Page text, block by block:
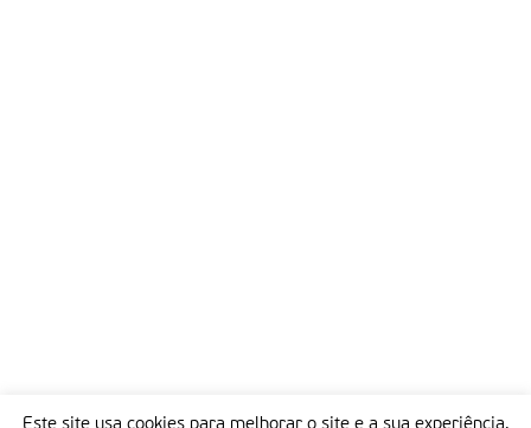
Este site usa cookies para melhorar o site e a sua experiência.